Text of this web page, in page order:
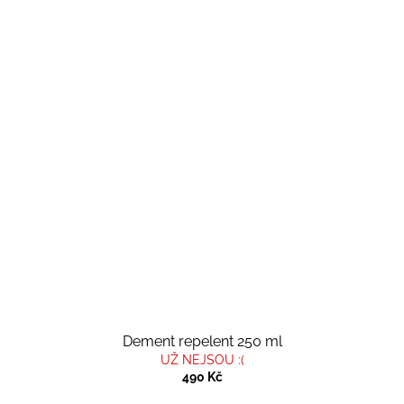
Dement repelent 250 ml
UŽ NEJSOU :(
490 Kč